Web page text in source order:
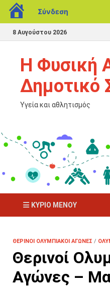
Σύνδεση
8 Αυγούστου 2026
Η Φυσική
Δημοτικό
Υγεία και αθλητισμός
ΚΎΡΙΟ ΜΕΝΟΎ
ΘΕΡΙΝΟΊ ΟΛΥΜΠΙΑΚΟΊ ΑΓΏΝΕΣ /
Θερινοί
Αγώνες –